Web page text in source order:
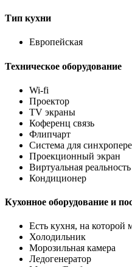
Тип кухни
Европейская
Техническое оборудование
Wi-fi
Проектор
TV экраны
Коференц связь
Флипчарт
Система для
Проекционный экран
Виртуальная реальность
Кондиционер
Кухонное оборудование и
Есть кухня, на которой
Холодильник
Морозильная камера
Ледогенератор